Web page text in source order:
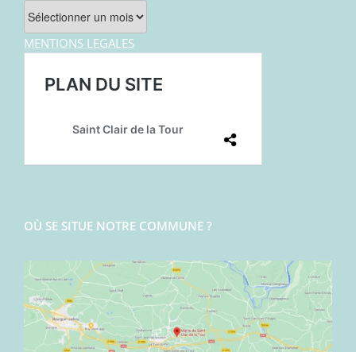
Archives
MENTIONS LEGALES
OÙ SE SITUE NOTRE COMMUNE ?